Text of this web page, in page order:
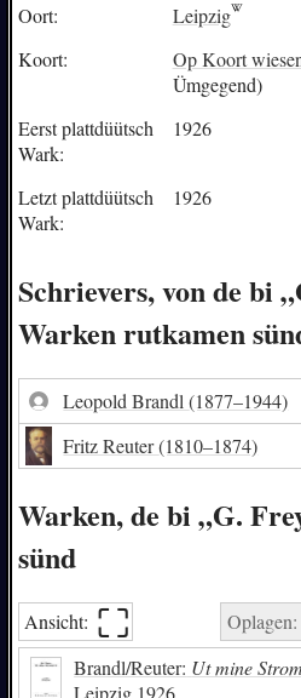
Oort:
Leipzig
Koort:
Op Koort
Ümgegend)
Eerst plattdüütsch
Wark:
1926
Letzt plattdüütsch
Wark:
1926
Schrievers, von de bi
Warken rutkamen
Leopold Brandl(1877–1944)
Fritz Reuter(1810–1874)
Warken, de bi „G.
sünd
Ansicht: ⛶︎ Oplagen:
Brandl/Reuter: Ut mine
Leipzig 1926